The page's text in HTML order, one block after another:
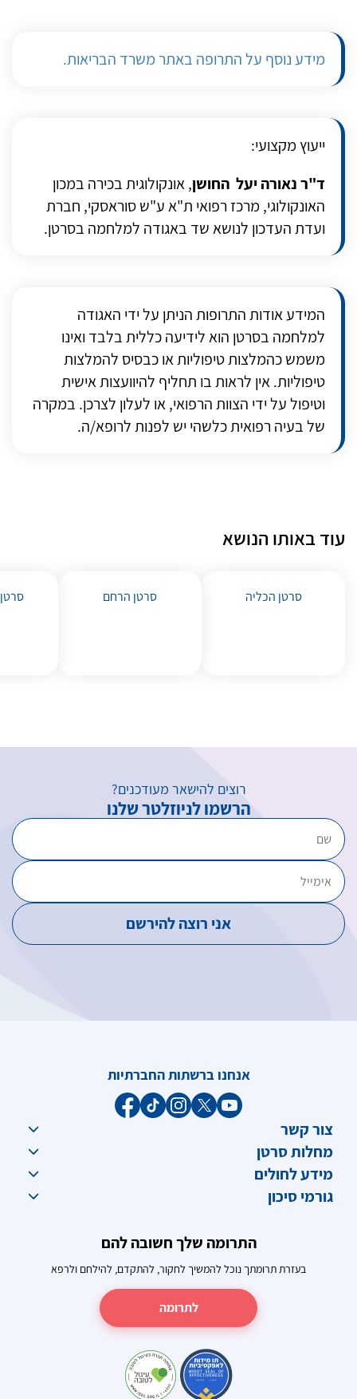
מידע נוסף על התרופה באתר משרד הבריאות.
ייעוץ מקצועי:
ד"ר נאורה יעל החושן, אונקולוגית בכירה במכון
האונקולוגי, מרכז רפואי ת"א ע"ש סוראסקי, חברת
ועדת העדכון לנושא שד באגודה למלחמה בסרטן.
המידע אודות התרופות הניתן על ידי האגודה
למלחמה בסרטן הוא לידיעה כללית בלבד ואינו
משמש כהמלצות טיפוליות או כבסיס להמלצות
טיפוליות. אין לראות בו תחליף להיוועצות אישית
וטיפול על ידי הצוות הרפואי, או לעלון לצרכן. במקרה
של בעיה רפואית כלשהי יש לפנות לרופא/ה.
עוד באותו הנושא
סרטן הכליה סרטן הרחם
רוצים להישאר מעודכנים?
הרשמו לניוזלטר שלנו
מחלות סרטן
מידע לחולים
גורמי סיכון
צור קשר
אנחנו ברשתות החברתיות
התרומה שלך חשובה להם
בעזרת תרומתך נוכל להמשיך לחקור, להתקדם, להילחם ולרפא
לתרומה